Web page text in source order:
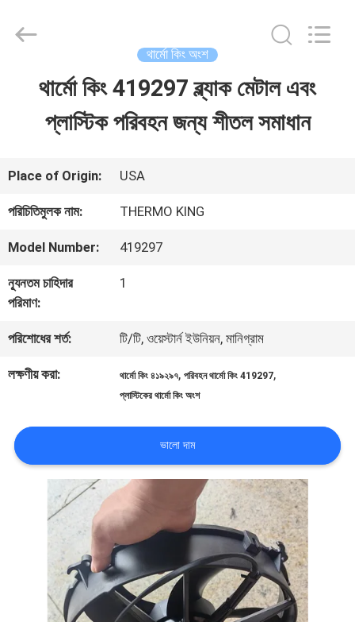
আমাদের
সম্বন্ধে
কারখানা
পরিদর্শন
গুণমান
নিয়ন্ত্রণ
আমাদের
যোগাযোগ
MOTORS
INDUSTRY
থার্মো কিং অংশ
থার্মো কিং 419297 ব্ল্যাক মেটাল এবং
প্লাস্টিক পরিবহন জন্য শীতল সমাধান
Place of Origin: USA
পরিচিতিমুলক নাম: THERMO KING
Model Number: 419297
ন্যূনতম চাহিদার
পরিমাণ:
1
পরিশোধের শর্ত: টি/টি, ওয়েস্টার্ন ইউনিয়ন, মানিগ্রাম
লক্ষণীয় করা: থার্মো কিং ৪১৯২৯৭,পরিবহন থার্মো কিং 419297,
প্লাস্টিকের থার্মো কিং অংশ
ভালো দাম